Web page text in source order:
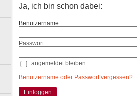
Ja, ich bin schon dabei:
Benutzername
Passwort
angemeldet bleiben
Benutzername oder Passwort vergessen?
Einloggen